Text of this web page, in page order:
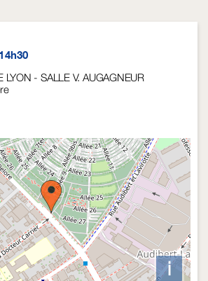
LYON - SALLE V. AUGAGNEUR
i